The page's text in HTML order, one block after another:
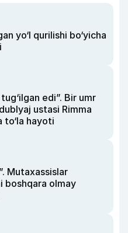
yo‘l qurilishi bo‘yicha
edi”. Bir umr
ustasi Rimma
to‘la hayoti
Mutaxassislar
boshqara olmay